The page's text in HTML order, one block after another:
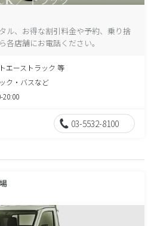
ル、お得な割引料金や予約、乗り捨
各店舗にお電話ください。
エーストラック 等
ク・バスなど
20:00
03-5532-8100